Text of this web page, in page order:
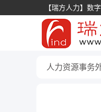
【瑞方人力】数
人力资源事务